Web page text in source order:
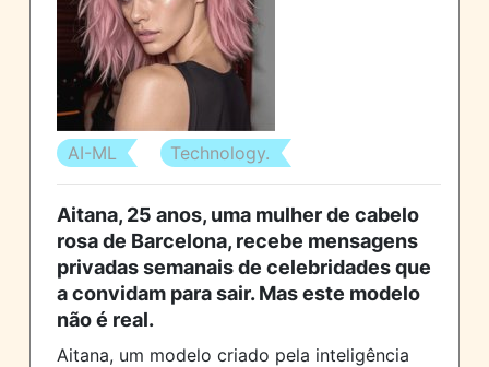
AI-ML Technology.
Aitana, 25 anos, uma mulher de cabelo
rosa de Barcelona, recebe mensagens
privadas semanais de celebridades que
a convidam para sair. Mas este modelo
não é real.
Aitana, um modelo criado pela inteligência